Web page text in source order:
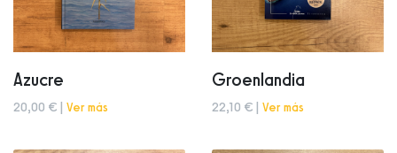
Azucre
20,00 € | Ver más
Groenlandia
22,10 € | Ver más